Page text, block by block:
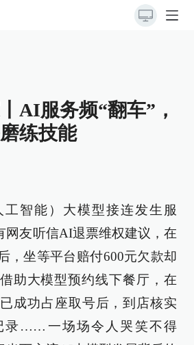
AI服务频“翻车”，
练技能
智能）大模型接连发生服
网友听信AI退票维权建议，在
，坐等平台赔付600元欠款却
助大模型预约线下餐厅，在
成功占座取号后，到店核实
录……一场场令人哭笑不得